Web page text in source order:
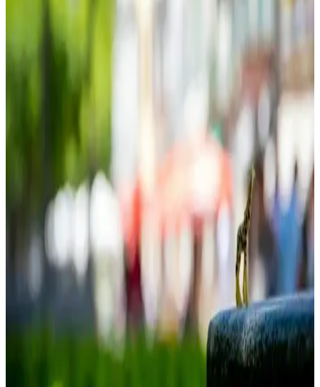
malzemesi olarak kullanılır. Vitamin ve mineraller içerir, cilt tonunu
dengeler ve saç parlaklığını artırır, ancak dikkatli kullanım önerilir.
Keten tohumu, antioksidan ve omega yağlarıyla cilt sağlığını
destekleyen doğal bir çözümdür. Maskelerde kullanımıyla
nemlendirme ve yaşlanma karşıtı faydalar sağlar.
E Vitamini Yağı Yüze Uygulama Yöntemleri ve Cilt
Tiplerine Göre Tavsiyeler
E vitamini yağı, cilt sağlığını destekleyen doğal bir antioksidandır.
Doğru kullanım ve uygulama yöntemleriyle, yaşlanmayı geciktirir,
nem sağlar ve cilt bariyerini güçlendirir.
Katran Sabunu Nedir ve Cilt ile Saç Sağlığına
Faydaları Nelerdir
Katran sabunu, doğal içeriklerle üretilmiş, cilt ve saç sağlığını
destekleyen geleneksel bir ürün olup, akne, egzama ve kepek gibi
sorunlara doğal çözümler sunar.
Migros'ta Cilt Tipine Uygun Yüz Yıkama Jeli
Seçenekleri ve Temizlik İpuçları